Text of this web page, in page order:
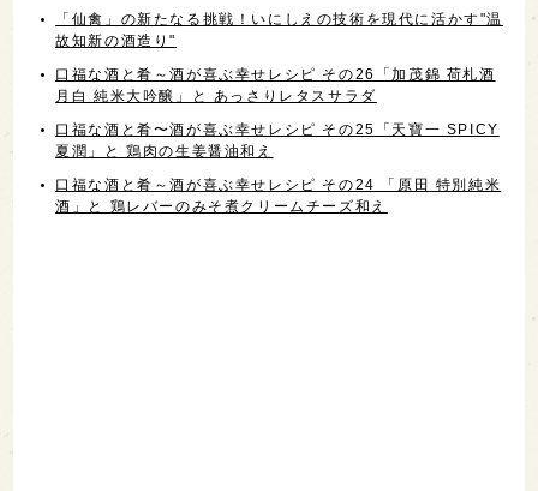
「仙禽」の新たなる挑戦！いにしえの技術を現代に活かす"温
故知新の酒造り"
口福な酒と肴～酒が喜ぶ幸せレシピ その26「加茂錦 荷札酒
月白 純米大吟醸」と あっさりレタスサラダ
口福な酒と肴〜酒が喜ぶ幸せレシピ その25「天寶一 SPICY
夏潤」と 鶏肉の生姜醤油和え
口福な酒と肴～酒が喜ぶ幸せレシピ その24 「原田 特別純米
酒」と 鶏レバーのみそ煮クリームチーズ和え